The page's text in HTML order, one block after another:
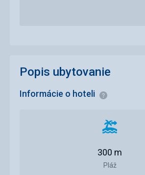
Popis ubytovanie
Informácie o hoteli Informácie
Vzdialenosť
pláže
Pláž
300 m